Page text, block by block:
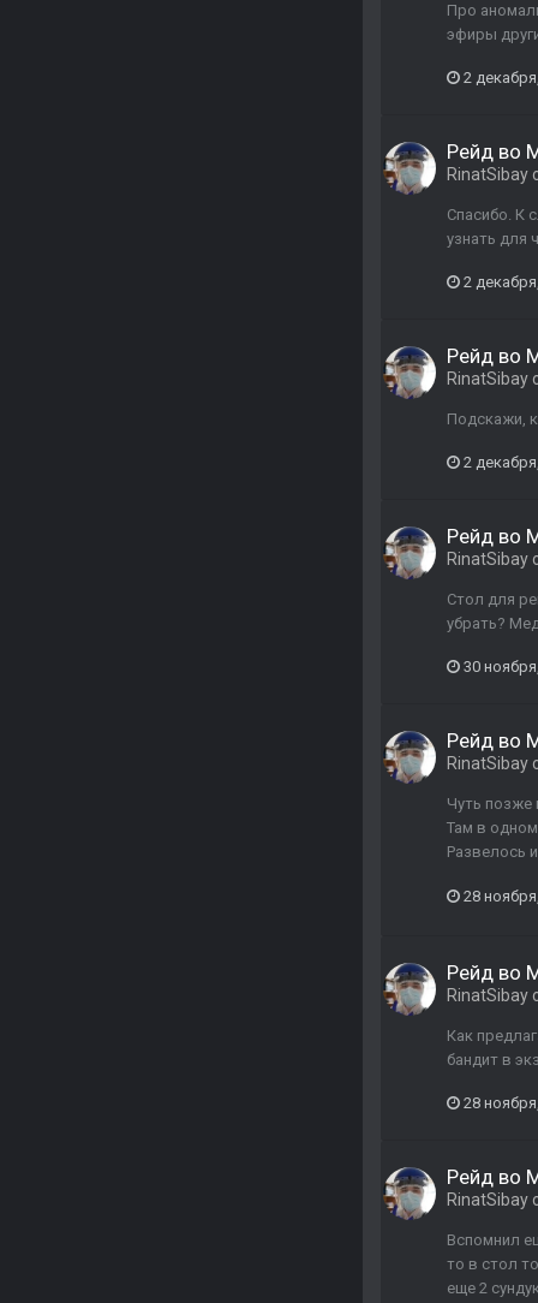
Про
эфиры
2
Рейд во
RinatSibay
Спасибо. К
узнать для
2
Рейд во
RinatSibay
Подскажи,
2
Рейд во
RinatSibay
Стол для
убрать?
30
Рейд во
RinatSibay
Чуть позже
Там в
Развелось
28
Рейд во
RinatSibay
Как
бандит в
28
Рейд во
RinatSibay
Вспомнил
то в стол
еще 2